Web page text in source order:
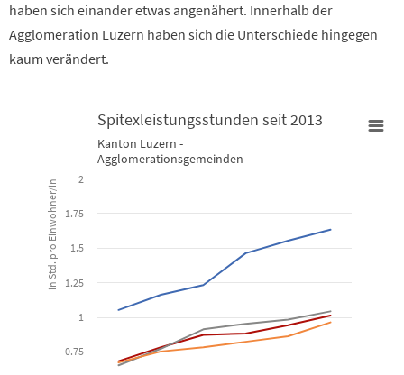
haben sich einander etwas angenähert. Innerhalb der
Agglomeration Luzern haben sich die Unterschiede hingegen
kaum verändert.
Spitexleistungsstunden seit 2013
Line chart with 4 lines.
Kanton Luzern - Agglomerationsgemeinden
View as data table, Spitexleistungsstunden seit 2013
The chart has 1 X axis displaying categories.
The chart has 1 Y axis displaying in Std. pro Einwohner/in. Data
in Std. pro Einwohner/in
Spitexleistungsstunden seit 2013
Kanton Luzern -
Agglomerationsgemeinden
0.75
1
1.25
1.5
1.75
2